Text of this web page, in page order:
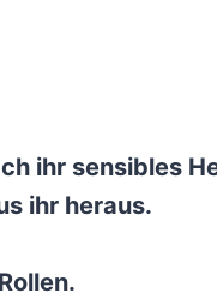
ihr sensibles
ihr heraus.